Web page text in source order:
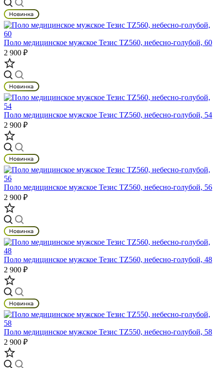
Поло медицинское мужское Тезис TZ560, небесно-голубой, 60
2 900 ₽
Поло медицинское мужское Тезис TZ560, небесно-голубой, 54
2 900 ₽
Поло медицинское мужское Тезис TZ560, небесно-голубой, 56
2 900 ₽
Поло медицинское мужское Тезис TZ560, небесно-голубой, 48
2 900 ₽
Поло медицинское мужское Тезис TZ550, небесно-голубой, 58
2 900 ₽